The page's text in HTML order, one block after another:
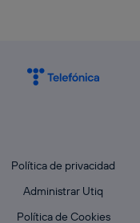
Política de privacidad
Administrar Utiq
Política de Cookies